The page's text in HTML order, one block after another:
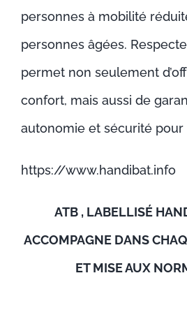
personnes à mobilité
personnes âgées.
permet non seulement
confort, mais aussi de
autonomie et sécurité pour
https://www.handibat.info
ATB , LABELLISÉ
ACCOMPAGNE DANS
ET MISE AUX